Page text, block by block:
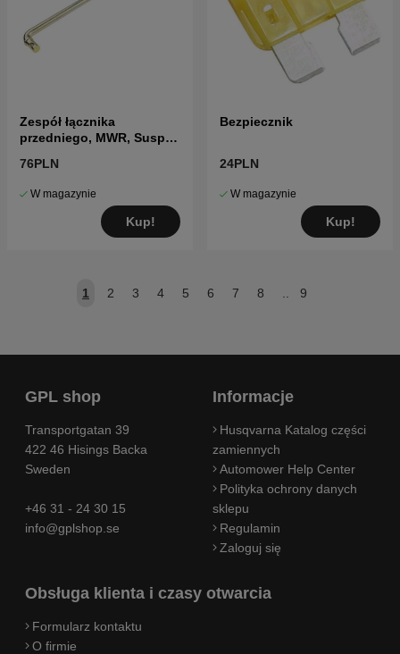
Zespół łącznika
przedniego, MWR, Susp
76PLN
W magazynie
Kup!
Bezpiecznik
24PLN
W magazynie
Kup!
1 2 3 4 5 6 7 8 9
GPL shop
Transportgatan 39
422 46 Hisings Backa
Sweden
+46 31 - 24 30 15
info@gplshop.se
Informacje
Husqvarna Katalog części
zamiennych
Automower Help Center
Polityka ochrony danych
sklepu
Regulamin
Zaloguj się
Obsługa klienta i czasy otwarcia
Formularz kontaktu
O firmie